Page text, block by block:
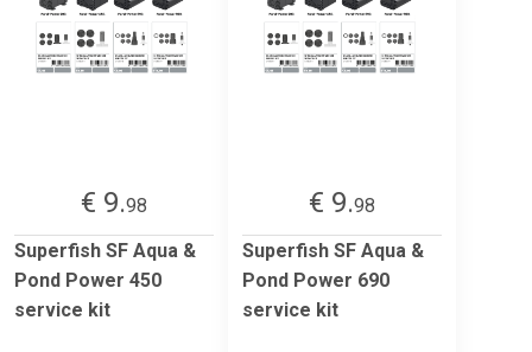
€ 9.98
Superfish SF Aqua &
Pond Power 450
service kit
€ 9.98
Superfish SF Aqua &
Pond Power 690
service kit